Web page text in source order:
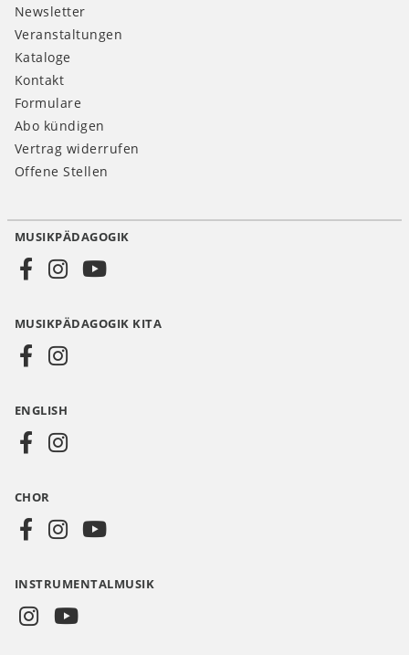
Newsletter
Veranstaltungen
Kataloge
Kontakt
Formulare
Abo kündigen
Vertrag widerrufen
Offene Stellen
Social
Media
DE
MUSIKPÄDAGOGIK
MUSIKPÄDAGOGIK KITA
ENGLISH
CHOR
INSTRUMENTALMUSIK